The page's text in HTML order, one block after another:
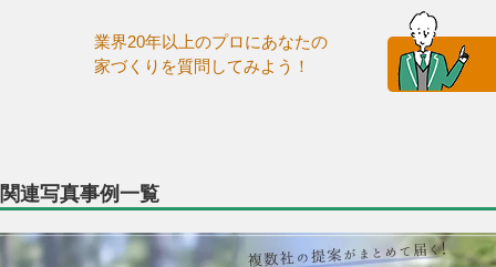
業界20年以上のプロにあなたの
家づくりを質問してみよう！
関連写真事例一覧